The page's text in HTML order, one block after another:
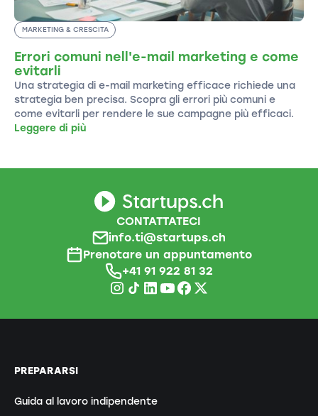
MARKETING & CRESCITA
Errori comuni nell'e-mail marketing e come
evitarli
Una strategia di e-mail marketing efficace richiede una
strategia ben precisa. Scopra gli errori più comuni e
come evitarli per rendere le sue campagne più efficaci.
Leggere di più
CONTATTATECI
info.ti@startups.ch
Prenotare un appuntamento
+41 91 922 81 32
PREPARARSI
Guida al lavoro indipendente